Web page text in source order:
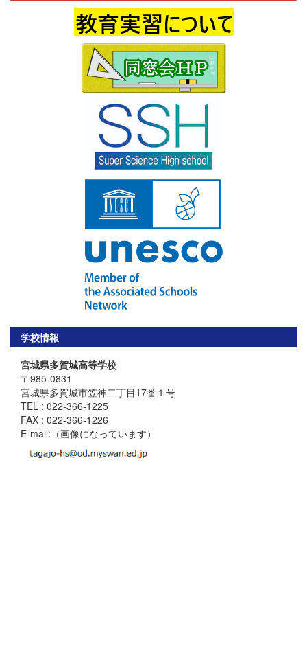
学校情報
宮城県多賀城高等学校
〒985-0831
宮城県多賀城市笠神二丁目17番１号
TEL : 022-366-1225
FAX : 022-366-1226
E-mail:（画像になっています）